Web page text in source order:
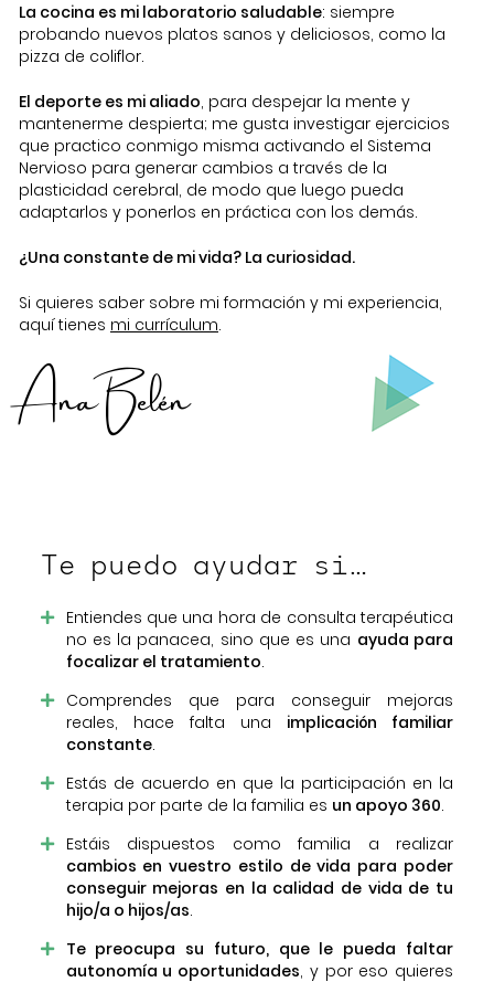
La cocina es mi laboratorio saludable: siempre
probando nuevos platos sanos y deliciosos, como la
pizza de coliflor.
El deporte es mi aliado, para despejar la mente y
mantenerme despierta; me gusta investigar ejercicios
que practico conmigo misma activando el Sistema
Nervioso para generar cambios a través de la
plasticidad cerebral, de modo que luego pueda
adaptarlos y ponerlos en práctica con los demás.
¿Una constante de mi vida? La curiosidad.
Si quieres saber sobre mi formación y mi experiencia,
aquí tienes mi currículum.
Ana Belén
Te puedo ayudar si…
Entiendes que una hora de consulta terapéutica
no es la panacea, sino que es una ayuda para
focalizar el tratamiento.
Comprendes que para conseguir mejoras
reales, hace falta una implicación familiar
constante.
Estás de acuerdo en que la participación en la
terapia por parte de la familia es un apoyo 360.
Estáis dispuestos como familia a realizar
cambios en vuestro estilo de vida para poder
conseguir mejoras en la calidad de vida de tu
hijo/a o hijos/as.
Te preocupa su futuro, que le pueda faltar
autonomía u oportunidades, y por eso quieres